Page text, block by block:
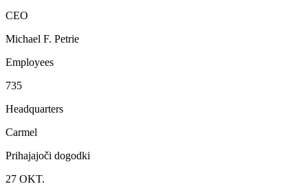
CEO
Michael F. Petrie
Employees
735
Headquarters
Carmel
Prihajajoči dogodki
27 OKT.